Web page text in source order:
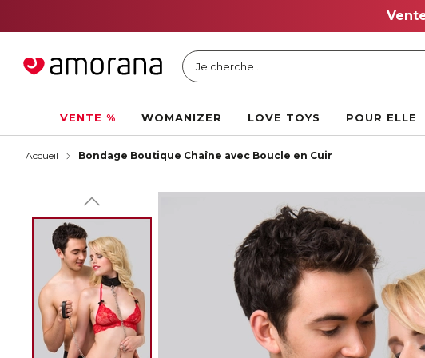
Je cherche ..
VENTE % WOMANIZER LOVE TOYS POUR ELLE
Accueil Bondage Boutique Chaîne avec Boucle en Cuir